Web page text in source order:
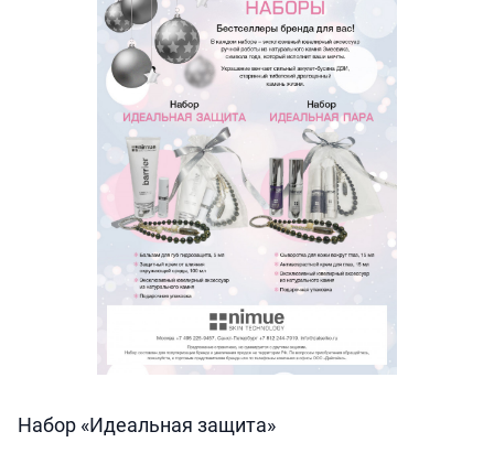
Набор «Идеальная защита»